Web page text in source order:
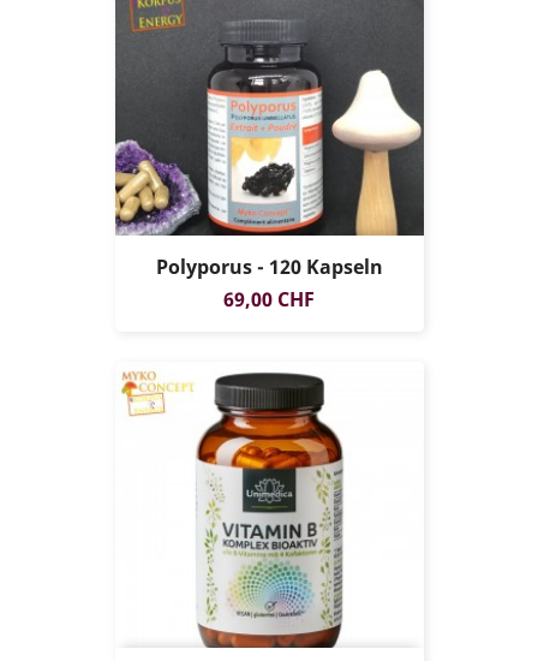
Polyporus - 120 Kapseln
Preis
69,00 CHF